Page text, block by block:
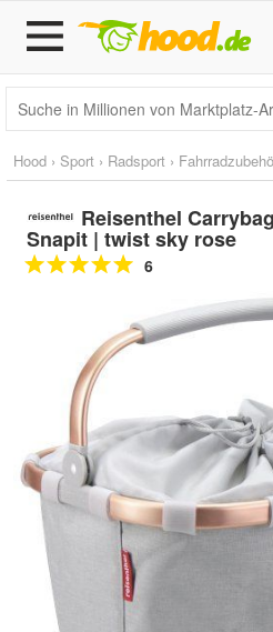
Hood › Sport › Radsport ›
Reisenthel
Snapit | twist sky rose
6